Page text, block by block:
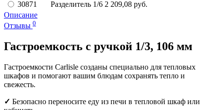
30871
Разделитель 1/6 2 209,08 руб.
Описание
Отзывы 0
Гастроемкость с ручкой 1/3, 106 мм
Гастроемкости Carlisle созданы специально для тепловых
шкафов и помогают вашим блюдам сохранять тепло и
свежесть.
✓ Безопасно переносите еду из печи в тепловой шкаф или